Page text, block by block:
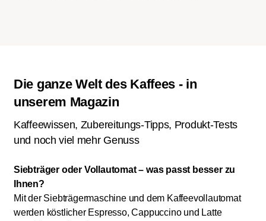
Die ganze Welt des Kaffees - in
unserem Magazin
Kaffeewissen, Zubereitungs-Tipps, Produkt-Tests
und noch viel mehr Genuss
Siebträger oder Vollautomat – was passt besser zu
Ihnen?
Mit der Siebträgermaschine und dem Kaffeevollautomat
werden köstlicher Espresso, Cappuccino und Latte